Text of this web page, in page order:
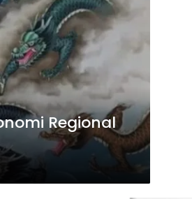
Regional